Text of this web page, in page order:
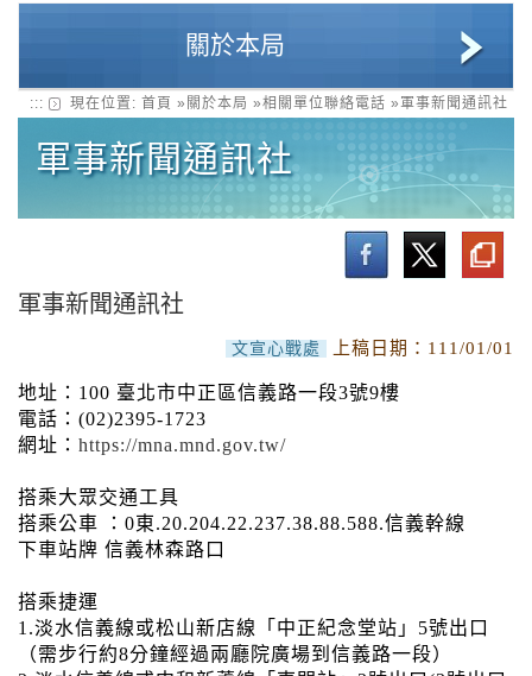
關於本局
政戰局簡介
局長簡介
政戰局業務介紹
本局聯絡電話
相關單位聯絡電話
漢聲電台
青年日報社
福利事業管理處「各地區福利站」
軍事新聞通訊社
::: 現在位置: 首頁 » 關於本局 »相關單位聯絡電話 »軍事新聞通訊社
軍事新聞通訊社
軍事新聞通訊社
文宣心戰處 上稿日期： 111/01/01
地址：100 臺北市中正區信義路一段3號9樓
電話：(02)2395-1723
網址： https://mna.mnd.gov.tw/
搭乘大眾交通工具
搭乘公車 ：0東.20.204.22.237.38.88.588.信義幹線
下車站牌 信義林森路口
搭乘捷運
1.淡水信義線或松山新店線「中正紀念堂站」5號出口
（需步行約8分鐘經過兩廳院廣場到信義路一段）